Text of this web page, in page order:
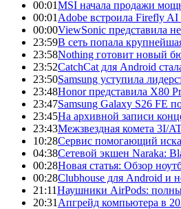
00:01MSI начала продажи
00:01 Adobe встроила Firefly
00:00ViewSonic представила
23:59В сеть попала
23:58Nothing готовит новый
23:52CatchCat для Android
23:50Samsung уступила
23:48Honor представила X80
23:47Samsung Galaxy S26 FE
23:45На архивной записи
23:43Межзвездная комета 3I/
10:28Сервис помогающий
04:38Сетевой экшен Naraka:
00:28Новая статья: Обзор
00:28Clubhouse для Android и
21:11Наушники AirPods:
20:31 Апгрейд компьютера в